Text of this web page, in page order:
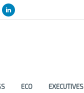
ECO EXECUTIVES